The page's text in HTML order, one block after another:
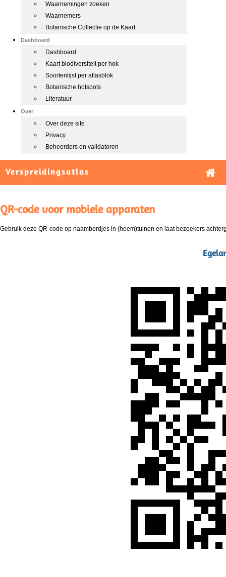
Waarnemingen zoeken
Waarnemers
Botanische Collectie op de Kaart
Dashboard
Dashboard
Kaart biodiversiteit per hok
Soortenlijst per atlasblok
Botanische hotspots
Literatuur
Over
Over deze site
Privacy
Beheerders en validatoren
Verspreidingsatlas
QR-code voor mobiele apparaten
Gebruik deze QR-code op naambordjes in (heem)tuinen en laat bezoekers